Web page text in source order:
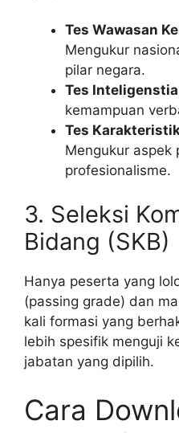
Tes Wawasan
Mengukur
pilar negara.
Tes
kemampuan
Tes
Mengukur aspek
profesionalisme.
3. Seleksi
Bidang (SKB)
Hanya peserta yang
(passing grade) dan
kali formasi yang
lebih spesifik menguji
jabatan yang dipilih.
Cara